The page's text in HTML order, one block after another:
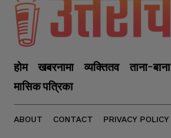
होम खबरनामा व्यक्तितव ताना-बाना
मासिक पत्रिका
ABOUT CONTACT PRIVACY POLICY